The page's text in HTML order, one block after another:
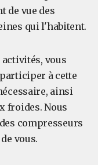
de vue des
qui l'habitent.
vous
à cette
ainsi
froides. Nous
compresseurs
vous.